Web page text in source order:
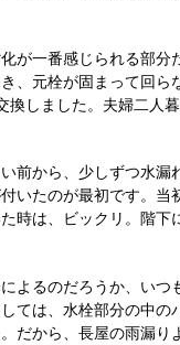
が一番感じられる部
、元栓が固まって回
換しました。夫婦二人
前から、少しずつ水
いたのが最初です。
時は、ビックリ。階下
よるのだろうか、いつ
ては、水栓部分の中の
だから、長屋の雨漏